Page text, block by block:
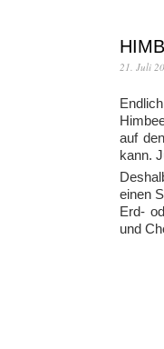
21. Juli
auf
kann.
einen
Erd-
und